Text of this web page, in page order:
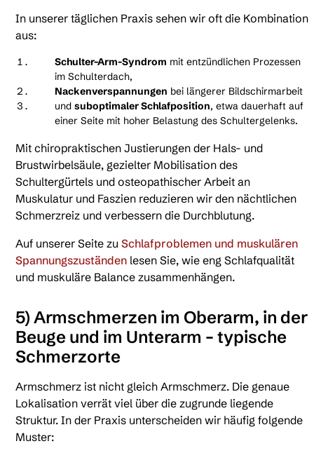
In unserer täglichen Praxis sehen wir oft die Kombination
aus:
Schulter-Arm-Syndrom mit entzündlichen Prozessen
im Schulterdach,
Nackenverspannungen bei längerer Bildschirmarbeit
undsuboptimaler Schlafposition, etwa dauerhaft auf
einer Seite mit hoher Belastung des Schultergelenks.
Mit chiropraktischen Justierungen der Hals- und
Brustwirbelsäule, gezielter Mobilisation des
Schultergürtels und osteopathischer Arbeit an
Muskulatur und Faszien reduzieren wir den nächtlichen
Schmerzreiz und verbessern die Durchblutung.
Auf unserer Seite zuSchlafproblemen und muskulären
Spannungszuständen lesen Sie, wie eng Schlafqualität
und muskuläre Balance zusammenhängen.
5) Armschmerzen im Oberarm, in der
Beuge und im Unterarm – typische
Schmerzorte
Armschmerz ist nicht gleich Armschmerz. Die genaue
Lokalisation verrät viel über die zugrunde liegende
Struktur. In der Praxis unterscheiden wir häufig folgende
Muster: